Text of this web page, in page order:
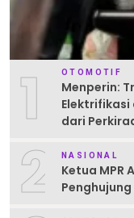
1 OTOMOTIF
Menperin:
Elektrifikasi
dari
2 NASIONAL
Ketua MPR